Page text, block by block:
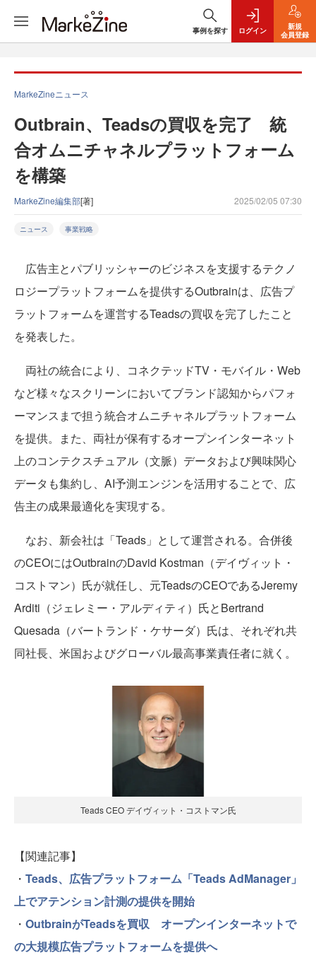
事例を探す ログイン
新規
会員登録
MarkeZineニュース
Outbrain、Teadsの買収を完了 統
合オムニチャネルプラットフォーム
を構築
MarkeZine編集部[著] 2025/02/05 07:30
ニュース 事業戦略
広告主とパブリッシャーのビジネスを支援するテクノ
ロジープラットフォームを提供するOutbrainは、広告プ
ラットフォームを運営するTeadsの買収を完了したこと
を発表した。
両社の統合により、コネクテッドTV・モバイル・Web
など様々なスクリーンにおいてブランド認知からパフォ
ーマンスまで担う統合オムニチャネルプラットフォーム
を提供。また、両社が保有するオープンインターネット
上のコンテクスチュアル（文脈）データおよび興味関心
データも集約し、AI予測エンジンを活用することで、広
告主の成果最適化を実現する。
なお、新会社は「Teads」として運営される。合併後
のCEOにはOutbrainのDavid Kostman（デイヴィット・
コストマン）氏が就任し、元TeadsのCEOであるJeremy
Arditi（ジェレミー・アルディティ）氏とBertrand
Quesada（バートランド・ケサーダ）氏は、それぞれ共
同社長、米国およびグローバル最高事業責任者に就く。
Teads CEO デイヴィット・コストマン氏
【関連記事】
・ Teads、広告プラットフォーム「Teads AdManager」
上でアテンション計測の提供を開始
・ OutbrainがTeadsを買収 オープンインターネットで
の大規模広告プラットフォームを提供へ